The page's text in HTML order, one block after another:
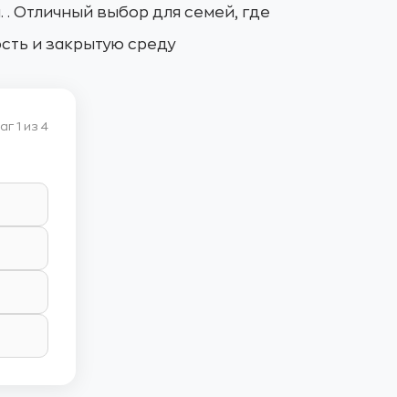
Отличный выбор для семей, где
и закрытую среду
1 из 4